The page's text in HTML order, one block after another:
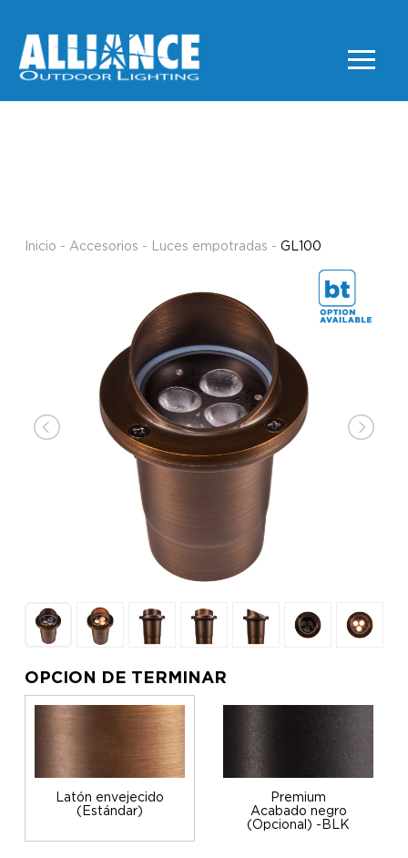
Inicio - Accesorios - Luces empotradas - GL100
OPCION DE TERMINAR
Latón envejecido
(Estándar)
Premium
Acabado negro
(Opcional) -BLK